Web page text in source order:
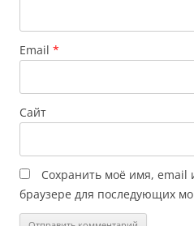
Email *
Сайт
Сохранить моё имя, email
браузере для последующих